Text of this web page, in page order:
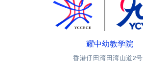
耀中幼教学院
香港仔田湾田湾山道2号